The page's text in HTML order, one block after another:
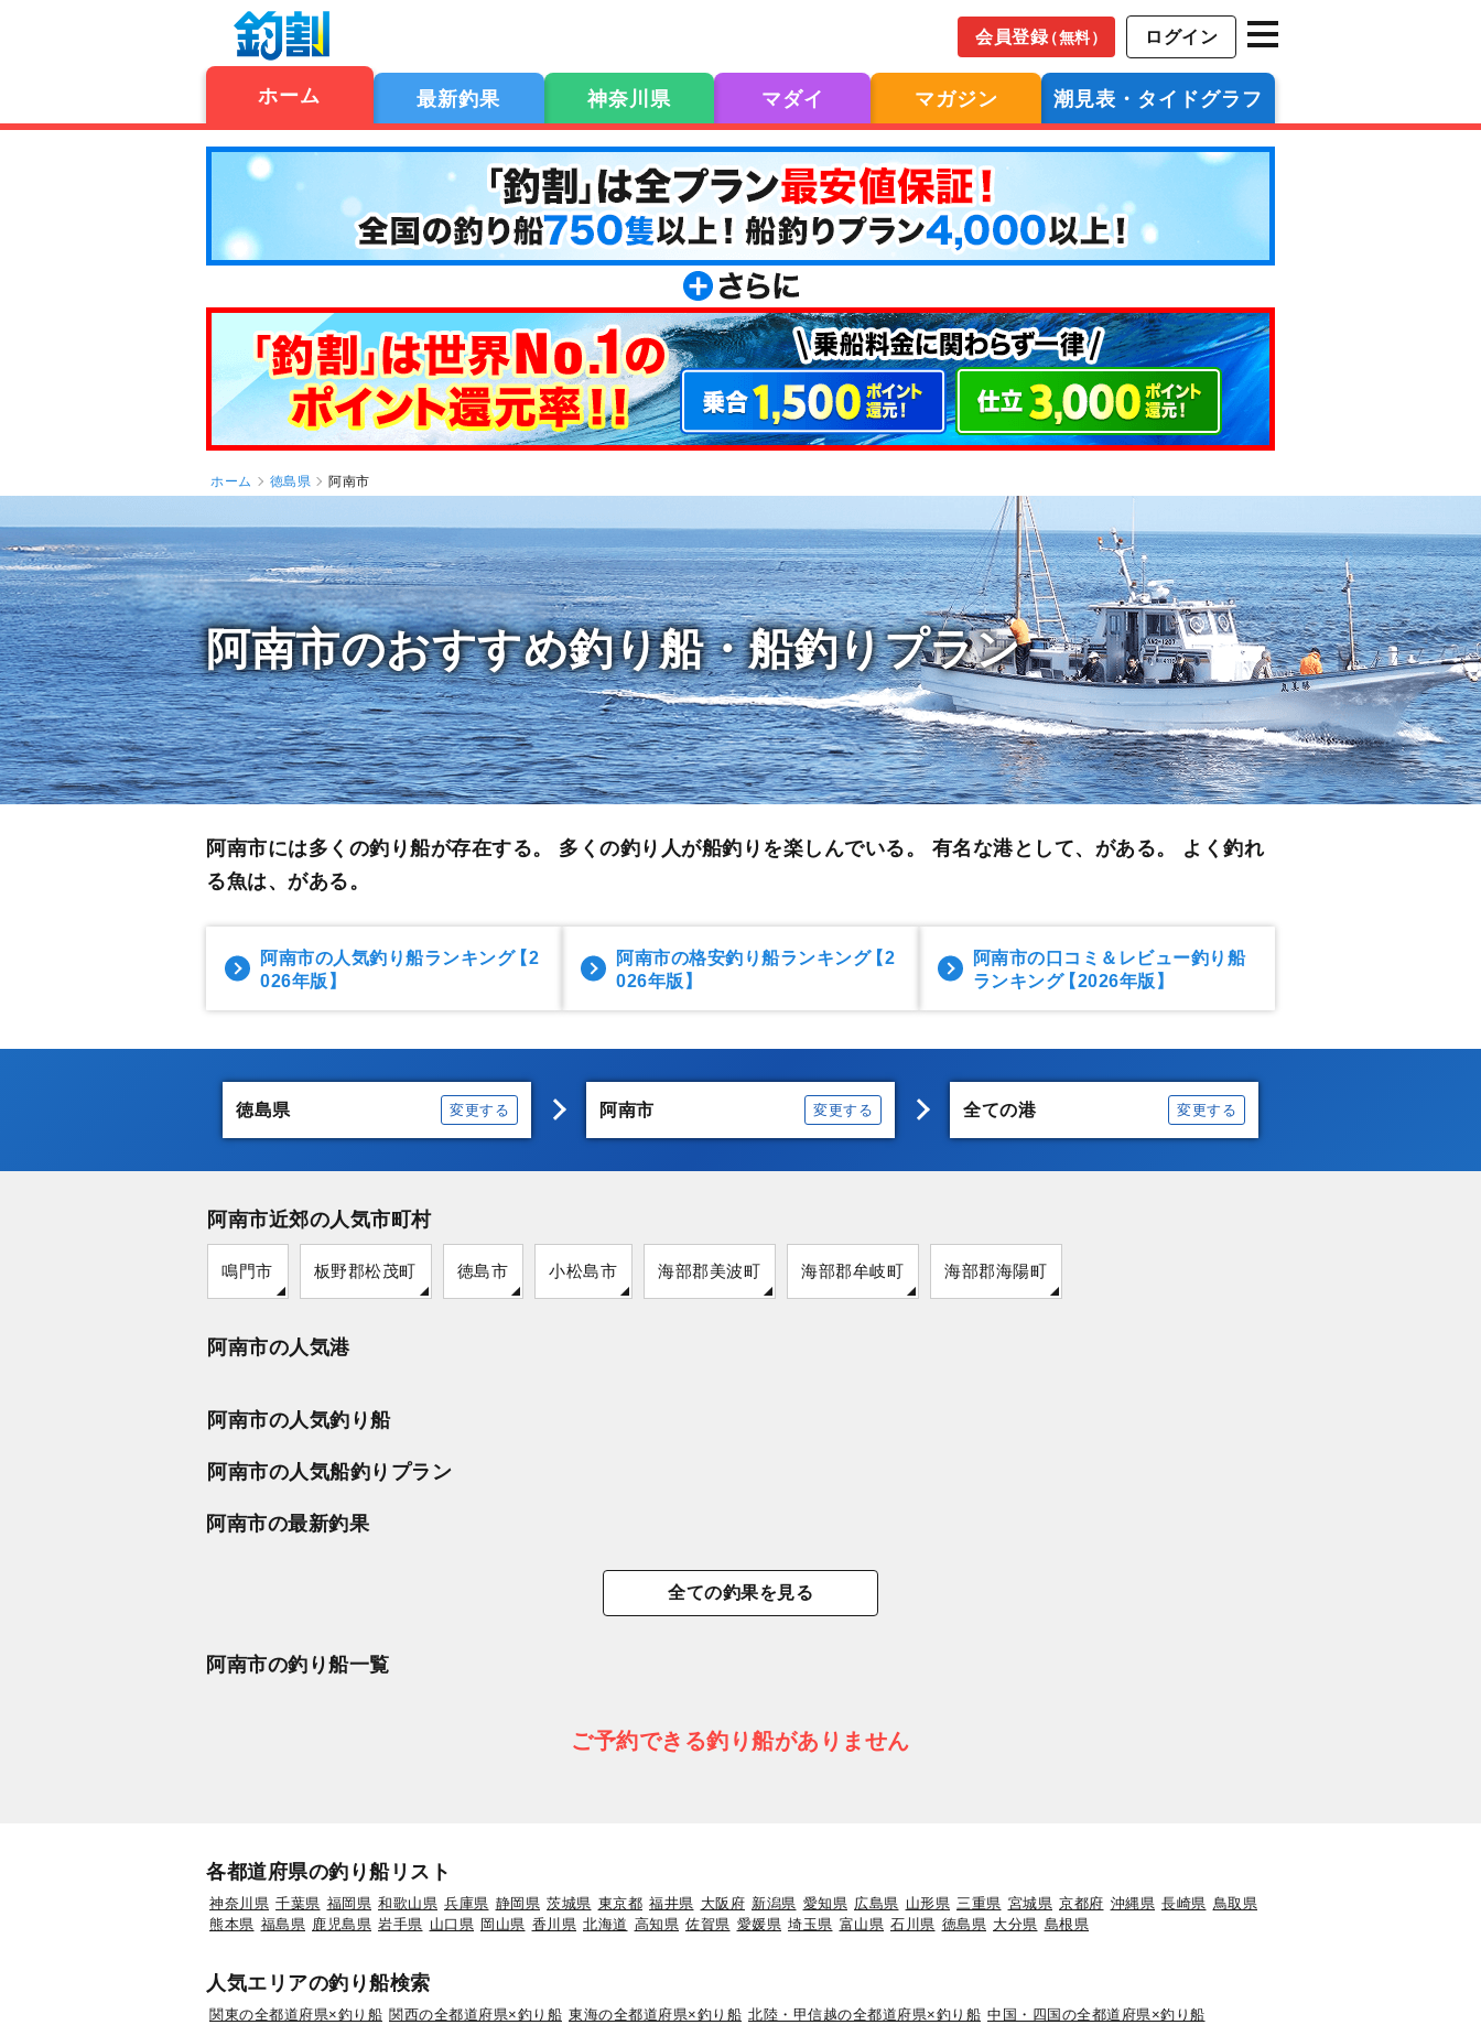
会員登録（無料） ログイン
ホーム 最新釣果 神奈川県 マダイ マガジン 潮見表・タイドグラフ
ホーム 徳島県 阿南市
阿南市のおすすめ釣り船・船釣りプラン
阿南市には多くの釣り船が存在する。 多くの釣り人が船釣りを楽しんでいる。 有名な港として、がある。 よく釣れ
る魚は、がある。
阿南市の人気釣り船ランキング【2
026年版】
阿南市の格安釣り船ランキング【2
026年版】
阿南市の口コミ＆レビュー釣り船
ランキング【2026年版】
徳島県 変更する 阿南市 変更する 全ての港 変更する
阿南市近郊の人気市町村
鳴門市 板野郡松茂町 徳島市 小松島市 海部郡美波町 海部郡牟岐町 海部郡海陽町
阿南市の人気港
阿南市の人気釣り船
阿南市の人気船釣りプラン
阿南市の最新釣果
全ての釣果を見る
阿南市の釣り船一覧
ご予約できる釣り船がありません
各都道府県の釣り船リスト
神奈川県 千葉県 福岡県 和歌山県 兵庫県 静岡県 茨城県 東京都 福井県 大阪府 新潟県 愛知県 広島県 山形県 三重県 宮城県 京都府 沖縄県 長崎県 鳥取県
熊本県 福島県 鹿児島県 岩手県 山口県 岡山県 香川県 北海道 高知県 佐賀県 愛媛県 埼玉県 富山県 石川県 徳島県 大分県 島根県
人気エリアの釣り船検索
関東の全都道府県×釣り船 関西の全都道府県×釣り船 東海の全都道府県×釣り船 北陸・甲信越の全都道府県×釣り船 中国・四国の全都道府県×釣り船